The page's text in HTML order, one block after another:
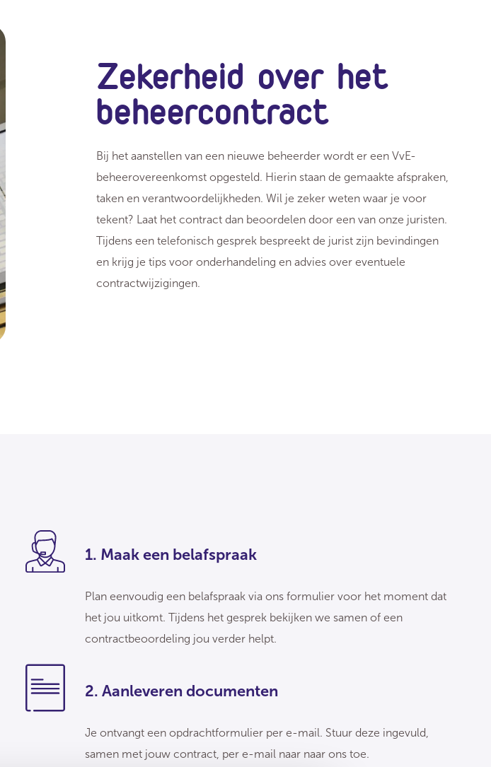
Zekerheid over het
beheercontract
Bij het aanstellen van een nieuwe beheerder wordt er een VvE-
beheerovereenkomst opgesteld. Hierin staan de gemaakte afspraken,
taken en verantwoordelijkheden. Wil je zeker weten waar je voor
tekent? Laat het contract dan beoordelen door een van onze juristen.
Tijdens een telefonisch gesprek bespreekt de jurist zijn bevindingen
en krijg je tips voor onderhandeling en advies over eventuele
contractwijzigingen.
1. Maak een belafspraak
Plan eenvoudig een belafspraak via ons formulier voor het moment dat
het jou uitkomt. Tijdens het gesprek bekijken we samen of een
contractbeoordeling jou verder helpt.
2. Aanleveren documenten
Je ontvangt een opdrachtformulier per e-mail. Stuur deze ingevuld,
samen met jouw contract, per e-mail naar naar ons toe.